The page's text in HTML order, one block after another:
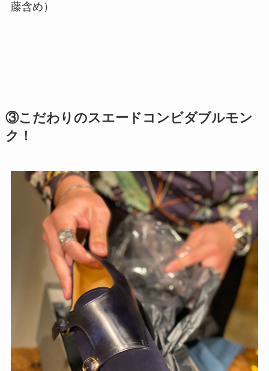
藤含め）
③こだわりのスエードコンビダブルモン
ク！